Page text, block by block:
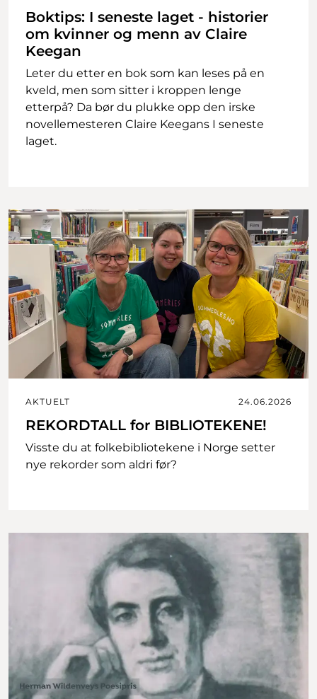
Boktips: I seneste laget - historier
om kvinner og menn av Claire
Keegan
Leter du etter en bok som kan leses på en
kveld, men som sitter i kroppen lenge
etterpå? Da bør du plukke opp den irske
novellemesteren Claire Keegans I seneste
laget.
AKTUELT 24.06.2026
REKORDTALL for BIBLIOTEKENE!
Visste du at folkebibliotekene i Norge setter
nye rekorder som aldri før?